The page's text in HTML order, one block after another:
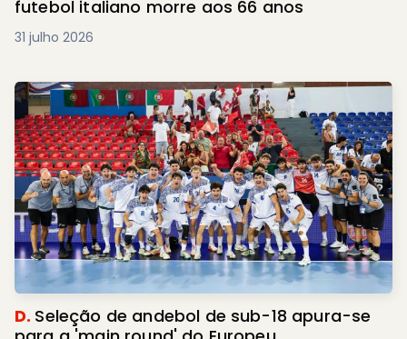
futebol italiano morre aos 66 anos
31 julho 2026
D. Seleção de andebol de sub-18 apura-se